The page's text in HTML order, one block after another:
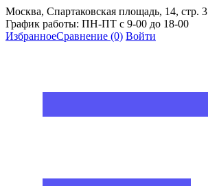
Москва, Спартаковская площадь, 14, стр. 3
График работы: ПН-ПТ с 9-00 до 18-00
ИзбранноеСравнение (0) Войти